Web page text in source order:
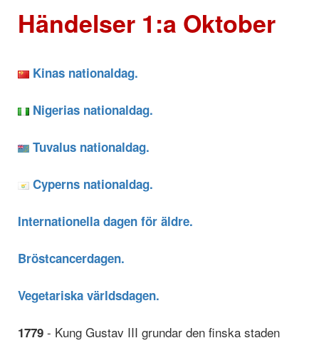
Händelser 1:a Oktober
Kinas nationaldag.
Nigerias nationaldag.
Tuvalus nationaldag.
Cyperns nationaldag.
Internationella dagen för äldre.
Bröstcancerdagen.
Vegetariska världsdagen.
1779 - Kung Gustav III grundar den finska staden